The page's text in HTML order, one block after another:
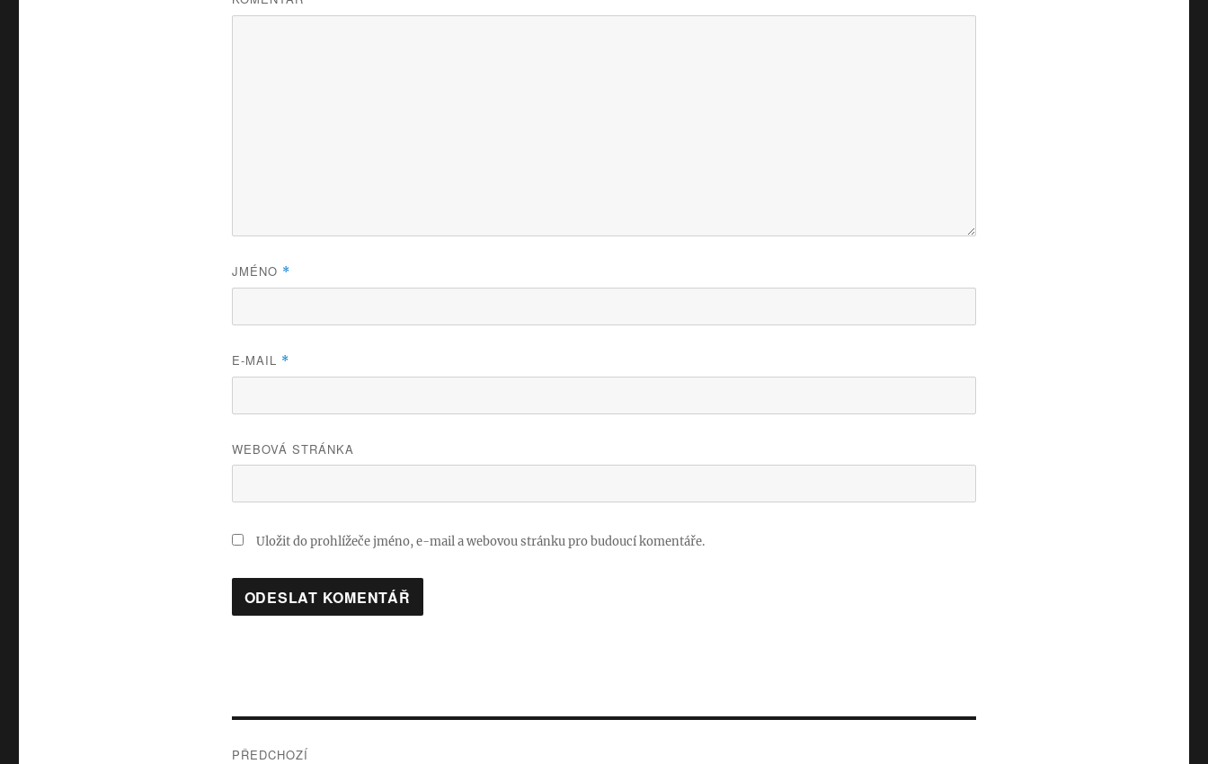
JMÉNO *
E-MAIL *
WEBOVÁ STRÁNKA
Uložit do prohlížeče jméno, e-mail a webovou stránku pro budoucí komentáře.
PŘEDCHOZÍ